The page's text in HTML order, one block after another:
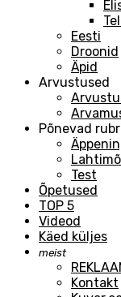
Eesti
Droonid
Äpid
Arvustused
Põnevad
Test
Õpetused
TOP 5
Videod
Käed küljes
meist
Kontakt